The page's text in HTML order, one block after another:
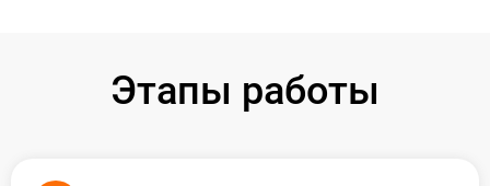
Этапы работы